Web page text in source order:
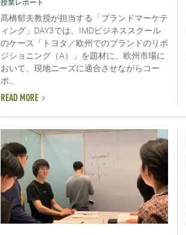
授業レポート
髙橋郁夫教授が担当する「ブランドマーケテ
ィング」DAY3では、IMDビジネススクール
のケース「トヨタ／欧州でのブランドのリポ
ジショニング（A）」を題材に、欧州市場に
おいて、現地ニーズに適合させながらコー
ポ...
READ MORE